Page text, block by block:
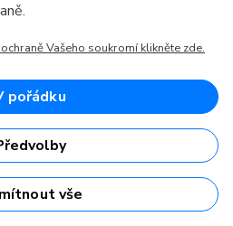
Často kladené dotazy
Prodejny České mincovny
Rádce
Vašeho soukromí klikněte zde.
pořádku
vše